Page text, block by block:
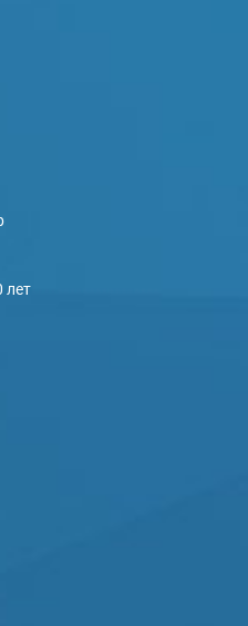
лет